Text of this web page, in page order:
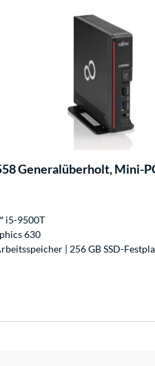
Generalüberholt, Mini-
i5-9500T
630
| 256 GB SSD-